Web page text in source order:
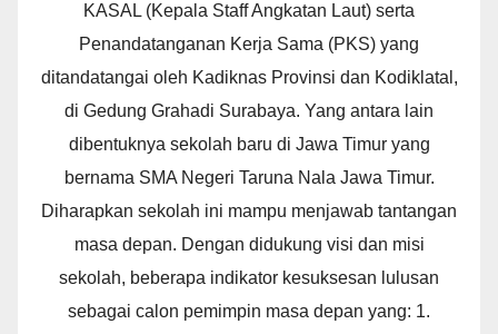
KASAL (Kepala Staff Angkatan Laut) serta
Penandatanganan Kerja Sama (PKS) yang
ditandatangai oleh Kadiknas Provinsi dan Kodiklatal,
di Gedung Grahadi Surabaya. Yang antara lain
dibentuknya sekolah baru di Jawa Timur yang
bernama SMA Negeri Taruna Nala Jawa Timur.
Diharapkan sekolah ini mampu menjawab tantangan
masa depan. Dengan didukung visi dan misi
sekolah, beberapa indikator kesuksesan lulusan
sebagai calon pemimpin masa depan yang: 1.